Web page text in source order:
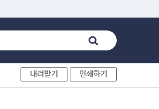
내려받기 인쇄하기